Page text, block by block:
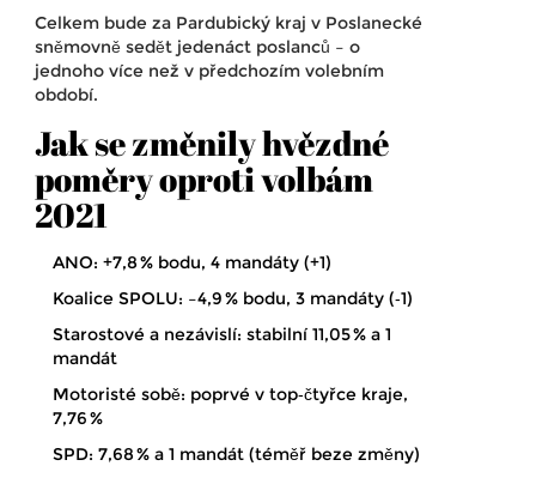
Celkem bude za Pardubický kraj v Poslanecké
sněmovně sedět jedenáct poslanců – o
jednoho více než v předchozím volebním
období.
Jak se změnily hvězdné
poměry oproti volbám
2021
ANO: +7,8 % bodu, 4 mandáty (+1)
Koalice SPOLU: –4,9 % bodu, 3 mandáty (‑1)
Starostové a nezávislí: stabilní 11,05 % a 1
mandát
Motoristé sobě: poprvé v top‑čtyřce kraje,
7,76 %
SPD: 7,68 % a 1 mandát (téměř beze změny)